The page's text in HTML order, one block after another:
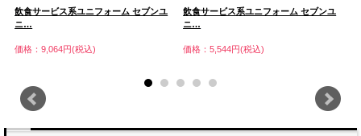
飲食サービス系ユニフォーム セブンユ
ニ…
価格：9,064円(税込)
飲食サービス系ユニフォーム セブンユ
ニ…
価格：5,544円(税込)